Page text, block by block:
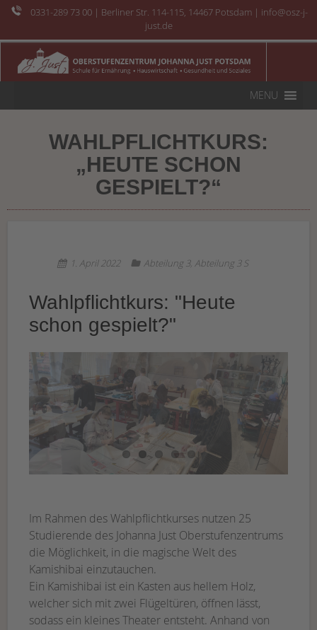
0331-289 73 00 | Berliner Str. 114-115, 14467 Potsdam | info@osz-j-
just.de
MENU
WAHLPFLICHTKURS:
„HEUTE SCHON
GESPIELT?“
1. April 2022 Abteilung 3, Abteilung 3 S
Wahlpflichtkurs: "Heute
schon gespielt?"
Im Rahmen des Wahlpflichtkurses nutzen 25
Studierende des Johanna Just Oberstufenzentrums
die Möglichkeit, in die magische Welt des
Kamishibai einzutauchen.
Ein Kamishibai ist ein Kasten aus hellem Holz,
welcher sich mit zwei Flügeltüren, öffnen lässt,
sodass ein kleines Theater entsteht. Anhand von